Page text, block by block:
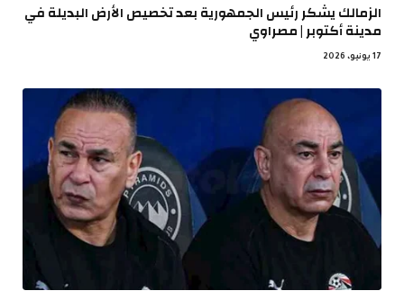
الزمالك يشكر رئيس الجمهورية بعد تخصيص الأرض البديلة في
مدينة أكتوبر | مصراوي
17 يونيو، 2026